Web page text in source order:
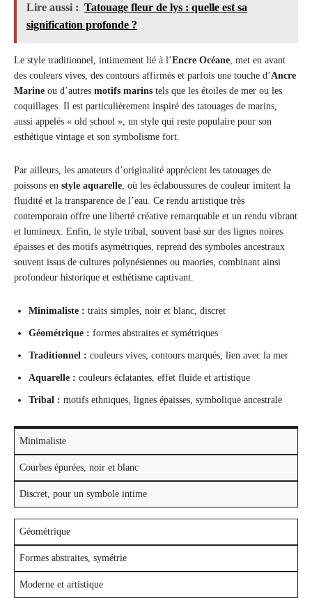
Lire aussi : Tatouage fleur de lys : quelle est sa
signification profonde ?
Le style traditionnel, intimement lié à l’Encre Océane, met en avant
des couleurs vives, des contours affirmés et parfois une touche d’Ancre
Marine ou d’autres motifs marins tels que les étoiles de mer ou les
coquillages. Il est particulièrement inspiré des tatouages de marins,
aussi appelés « old school », un style qui reste populaire pour son
esthétique vintage et son symbolisme fort.
Par ailleurs, les amateurs d’originalité apprécient les tatouages de
poissons en style aquarelle, où les éclaboussures de couleur imitent la
fluidité et la transparence de l’eau. Ce rendu artistique très
contemporain offre une liberté créative remarquable et un rendu vibrant
et lumineux. Enfin, le style tribal, souvent basé sur des lignes noires
épaisses et des motifs asymétriques, reprend des symboles ancestraux
souvent issus de cultures polynésiennes ou maories, combinant ainsi
profondeur historique et esthétisme captivant.
Minimaliste : traits simples, noir et blanc, discret
Géométrique : formes abstraites et symétriques
Traditionnel : couleurs vives, contours marqués, lien avec la mer
Aquarelle : couleurs éclatantes, effet fluide et artistique
Tribal : motifs ethniques, lignes épaisses, symbolique ancestrale
Minimaliste
Courbes épurées, noir et blanc
Discret, pour un symbole intime
Géométrique
Formes abstraites, symétrie
Moderne et artistique